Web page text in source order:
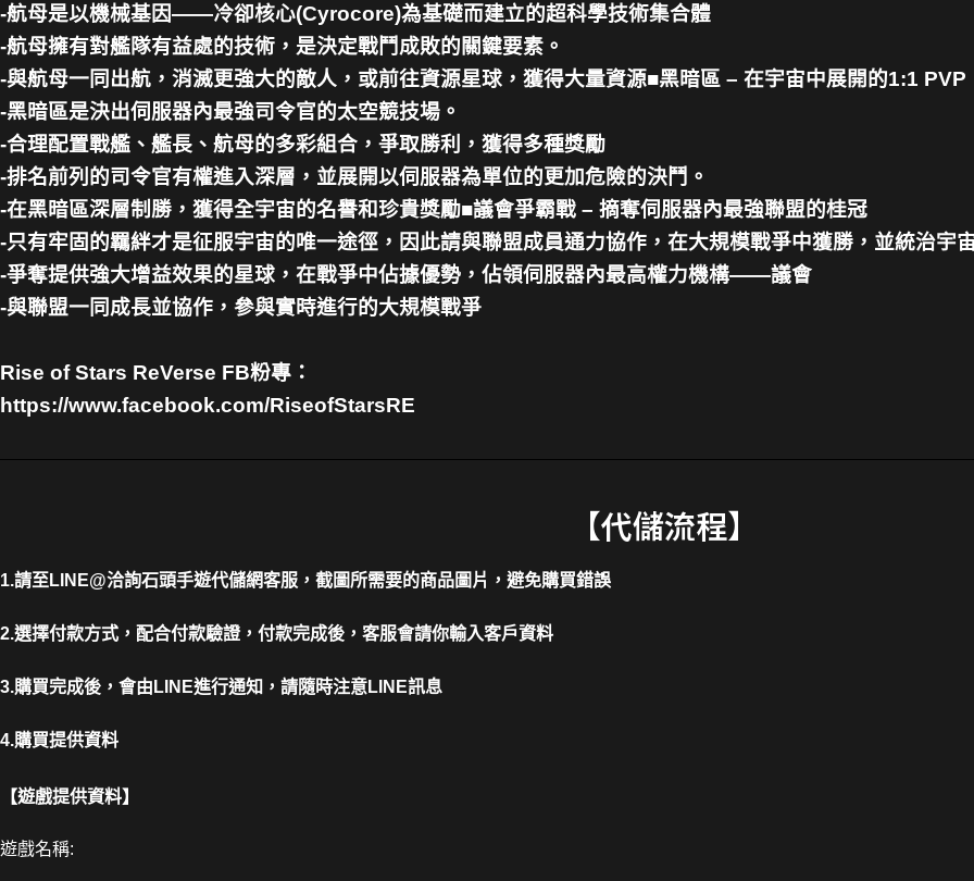
-航母是以機械基因——冷卻核心(Cyrocore)為基礎而建立的超科學技術集合體
-航母擁有對艦隊有益處的技術，是決定戰鬥成敗的關鍵要素。
-與航母一同出航，消滅更強大的敵人，或前往資源星球，獲得大量資源■黑暗區 – 在宇宙中展開的1:1 PVP
-黑暗區是決出伺服器內最強司令官的太空競技場。
-合理配置戰艦、艦長、航母的多彩組合，爭取勝利，獲得多種獎勵
-排名前列的司令官有權進入深層，並展開以伺服器為單位的更加危險的決鬥。
-在黑暗區深層制勝，獲得全宇宙的名譽和珍貴獎勵■議會爭霸戰 – 摘奪伺服器內最強聯盟的桂冠
-只有牢固的羈絆才是征服宇宙的唯一途徑，因此請與聯盟成員通力協作，在大規模戰爭中獲勝，並統治宇
-爭奪提供強大增益效果的星球，在戰爭中佔據優勢，佔領伺服器內最高權力機構——議會
-與聯盟一同成長並協作，參與實時進行的大規模戰爭
Rise of Stars ReVerse FB粉專：
https://www.facebook.com/RiseofStarsRE
【代儲流程】
1.請至LINE@洽詢石頭手遊代儲網客服，截圖所需要的商品圖片，避免購買錯誤
2.選擇付款方式，配合付款驗證，付款完成後，客服會請你輸入客戶資料
3.購買完成後，會由LINE進行通知，請隨時注意LINE訊息
4.購買提供資料
【遊戲提供資料】
遊戲名稱: